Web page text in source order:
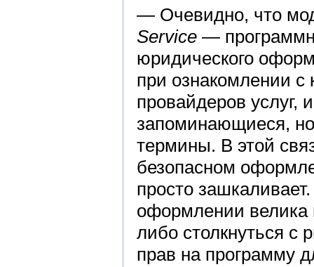
— Очевидно, что
Service —
юридического
при ознакомлении
провайдеров услуг,
запоминающиеся,
термины. В этой
безопасном
просто
оформлении велика
либо столкнуться с
прав на программу